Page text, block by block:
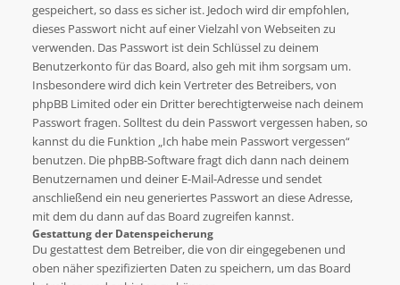
gespeichert, so dass es sicher ist. Jedoch wird dir empfohlen,
dieses Passwort nicht auf einer Vielzahl von Webseiten zu
verwenden. Das Passwort ist dein Schlüssel zu deinem
Benutzerkonto für das Board, also geh mit ihm sorgsam um.
Insbesondere wird dich kein Vertreter des Betreibers, von
phpBB Limited oder ein Dritter berechtigterweise nach deinem
Passwort fragen. Solltest du dein Passwort vergessen haben, so
kannst du die Funktion „Ich habe mein Passwort vergessen“
benutzen. Die phpBB-Software fragt dich dann nach deinem
Benutzernamen und deiner E-Mail-Adresse und sendet
anschließend ein neu generiertes Passwort an diese Adresse,
mit dem du dann auf das Board zugreifen kannst.
Gestattung der Datenspeicherung
Du gestattest dem Betreiber, die von dir eingegebenen und
oben näher spezifizierten Daten zu speichern, um das Board